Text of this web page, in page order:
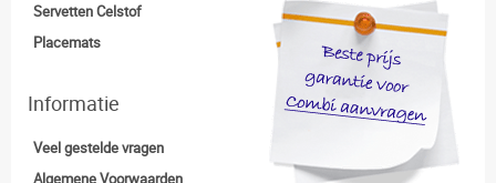
Servetten Celstof
Placemats
Informatie
Veel gestelde vragen
Algemene Voorwaarden